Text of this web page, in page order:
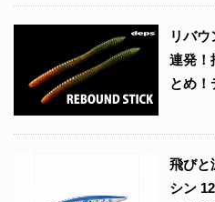
リバ
連発！
とめ！
飛びと
シン